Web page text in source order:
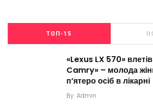
ТОП-15
«Lexus LX 570»
Camry» – молода
п’ятеро осіб в лікарні
By Admin